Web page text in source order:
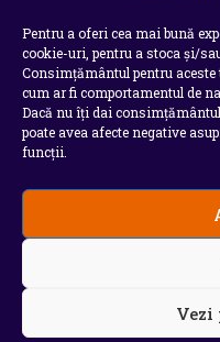
Pentru a oferi cea mai bună
cookie-uri, pentru a stoca și/
Consimțământul pentru aceste
cum ar fi comportamentul de
Dacă nu îți dai
poate avea afecte negative
funcții.
Vezi
MApN
Ministerul Educației
Oana Filip
Prefectura
primaria Răzvad
Primaria Ulmi
psiholog
Serial Situatia Covid
Universitatea Valahia
Copyright
Utilizatorii pot
INTERZISE
decompilarea,
modificarea, crearea